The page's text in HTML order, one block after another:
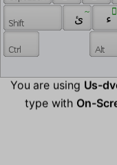
~
ء
ْ
You are using Us-
type with On-